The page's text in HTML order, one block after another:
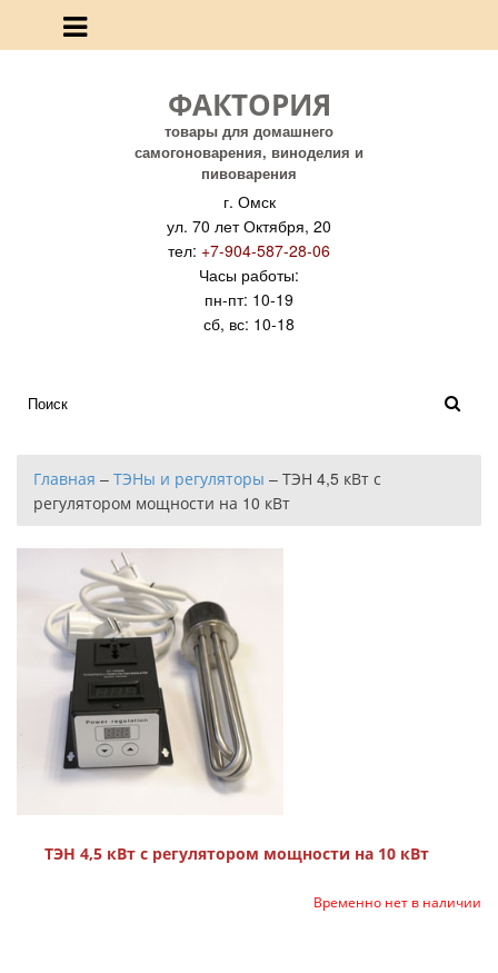
ФАКТОРИЯ
товары для домашнего
самогоноварения, виноделия и
пивоварения
г. Омск
ул. 70 лет Октября, 20
тел: +7-904-587-28-06
Часы работы:
пн-пт: 10-19
сб, вс: 10-18
Главная – ТЭНы и регуляторы – ТЭН 4,5 кВт с
регулятором мощности на 10 кВт
ТЭН 4,5 кВт с регулятором мощности на 10 кВт
Временно нет в наличии